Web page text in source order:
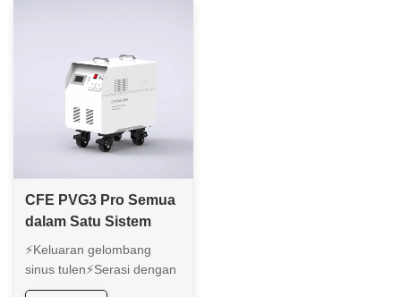
CFE PVG3 Pro Semua
dalam Satu Sistem
Penyimpanan Tenaga
Suria Luar grid
⚡Keluaran gelombang
sinus tulen⚡Serasi dengan
berbilang senario